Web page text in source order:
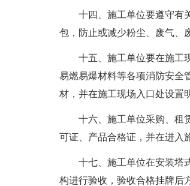
十四、施工单位要遵守有关
包，防止或减少粉尘、废气、
十五、施工单位要在施工现
易燃易爆材料等各项消防安全
材，并在施工现场入口处设置
十六、施工单位采购、租赁
可证、产品合格证，并在进入
十七、施工单位在安装塔式
构进行验收，验收合格挂牌后